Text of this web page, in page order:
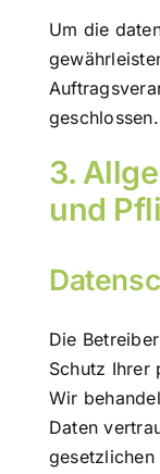
Um die
geschlossen.
3.
und
Die
Schutz Ihrer
Wir
Daten